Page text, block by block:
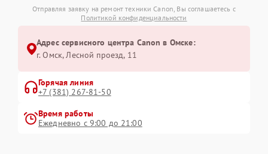
Отправляя заявку на ремонт техники Canon, Вы соглашаетесь с
Политикой конфиденциальности
Адрес сервисного центра Canon в Омске:
г. Омск, ​Лесной проезд, 11
Горячая линия
+7 (381) 267-81-50
Время работы
Ежедневно с 9:00 до 21:00